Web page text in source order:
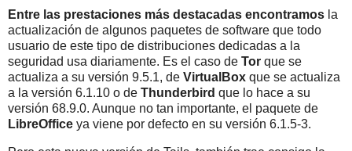
Entre las prestaciones más destacadas encontramos la
actualización de algunos paquetes de software que todo
usuario de este tipo de distribuciones dedicadas a la
seguridad usa diariamente. Es el caso de Tor que se
actualiza a su versión 9.5.1, de VirtualBox que se actualiza
a la versión 6.1.10 o de Thunderbird que lo hace a su
versión 68.9.0. Aunque no tan importante, el paquete de
LibreOffice ya viene por defecto en su versión 6.1.5-3.